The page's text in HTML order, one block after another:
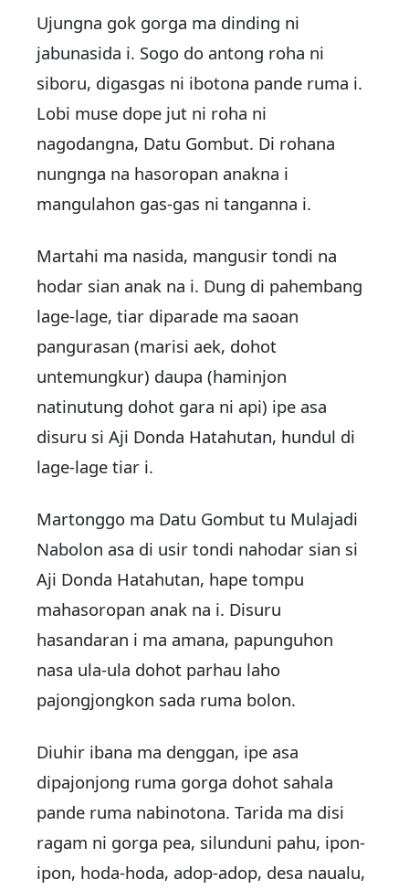
Ujungna gok gorga ma dinding ni
jabunasida i. Sogo do antong roha ni
siboru, digasgas ni ibotona pande ruma i.
Lobi muse dope jut ni roha ni
nagodangna, Datu Gombut. Di rohana
nungnga na hasoropan anakna i
mangulahon gas-gas ni tanganna i.
Martahi ma nasida, mangusir tondi na
hodar sian anak na i. Dung di pahembang
lage-lage, tiar diparade ma saoan
pangurasan (marisi aek, dohot
untemungkur) daupa (haminjon
natinutung dohot gara ni api) ipe asa
disuru si Aji Donda Hatahutan, hundul di
lage-lage tiar i.
Martonggo ma Datu Gombut tu Mulajadi
Nabolon asa di usir tondi nahodar sian si
Aji Donda Hatahutan, hape tompu
mahasoropan anak na i. Disuru
hasandaran i ma amana, papunguhon
nasa ula-ula dohot parhau laho
pajongjongkon sada ruma bolon.
Diuhir ibana ma denggan, ipe asa
dipajonjong ruma gorga dohot sahala
pande ruma nabinotona. Tarida ma disi
ragam ni gorga pea, silunduni pahu, ipon-
ipon, hoda-hoda, adop-adop, desa naualu,